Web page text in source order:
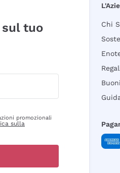
sul tuo
promozionali
sulla
Chi